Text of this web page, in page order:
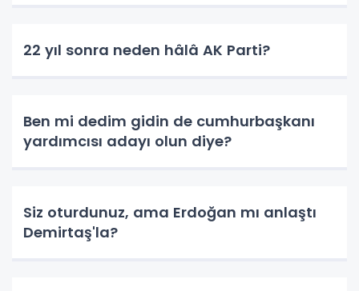
22 yıl sonra neden hâlâ AK Parti?
Ben mi dedim gidin de cumhurbaşkanı
yardımcısı adayı olun diye?
Siz oturdunuz, ama Erdoğan mı anlaştı
Demirtaş'la?